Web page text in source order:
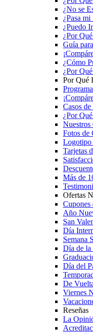
¿No se
¿Pasa
¿Puedo
¿Por
Guía
¿Cómo
¿Por
Por Qué
Casos
¿Por
Nuestros
Fotos de
Logotipo
Tarjetas
Más de
Ofertas
Cupones
Año
San
Día
Semana
Día de la
Día del
De
Viernes
Reseñas
La